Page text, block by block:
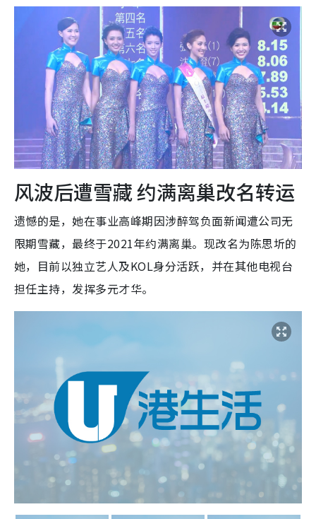
风波后遭雪藏 约满离巢改名转运
遗憾的是，她在事业高峰期因涉醉驾负面新闻遭公司无
限期雪藏，最终于2021年约满离巢。现改名为陈思圻的
她，目前以独立艺人及KOL身分活跃，并在其他电视台
担任主持，发挥多元才华。